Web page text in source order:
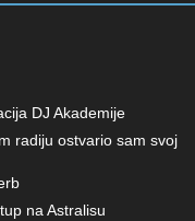
DJ Akademije
radiju ostvario sam svoj
na Astralisu